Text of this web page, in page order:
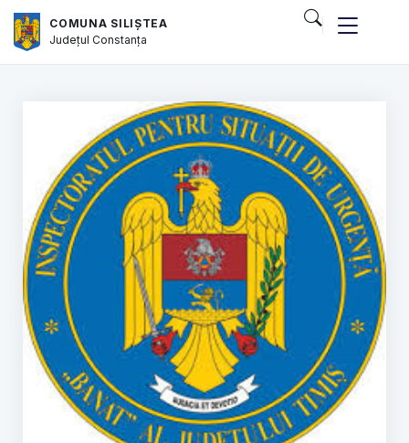
COMUNA SILIȘTEA
JudețulConstanța